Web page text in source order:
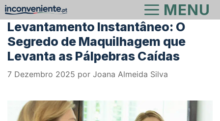
Saltar
para
conteúdo
MENU
Levantamento Instantâneo: O
Segredo de Maquilhagem que
Levanta as Pálpebras Caídas
7 Dezembro 2025 por Joana Almeida Silva